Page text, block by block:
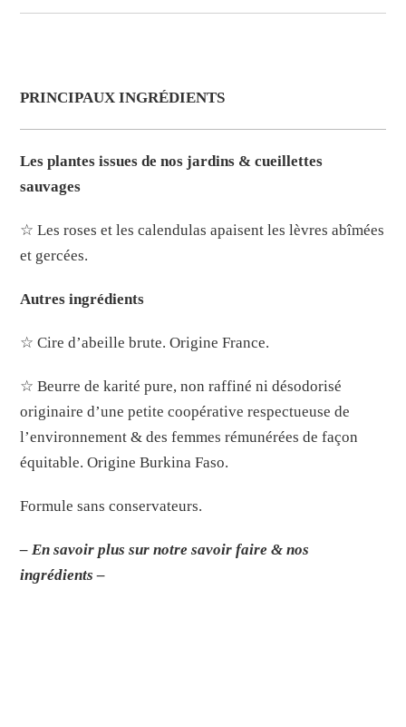
PRINCIPAUX INGRÉDIENTS
Les plantes issues de nos jardins & cueillettes
sauvages
☆ Les roses et les calendulas apaisent les lèvres abîmées
et gercées.
Autres ingrédients
☆ Cire d’abeille brute. Origine France.
☆ Beurre de karité pure, non raffiné ni désodorisé
originaire d’une petite coopérative respectueuse de
l’environnement & des femmes rémunérées de façon
équitable. Origine Burkina Faso.
Formule sans conservateurs.
– En savoir plus sur notre savoir faire & nos
ingrédients –